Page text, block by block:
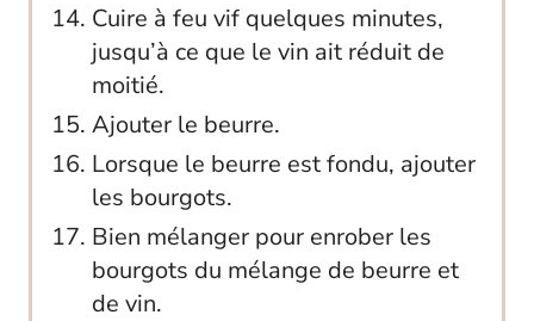
Cuire à feu vif quelques minutes,
jusqu’à ce que le vin ait réduit de
moitié.
Ajouter le beurre.
Lorsque le beurre est fondu, ajouter
les bourgots.
Bien mélanger pour enrober les
bourgots du mélange de beurre et
de vin.